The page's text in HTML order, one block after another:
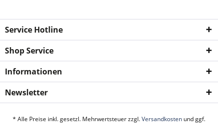
Service Hotline
Shop Service
Informationen
Newsletter
* Alle Preise inkl. gesetzl. Mehrwertsteuer zzgl.Versandkosten und ggf.